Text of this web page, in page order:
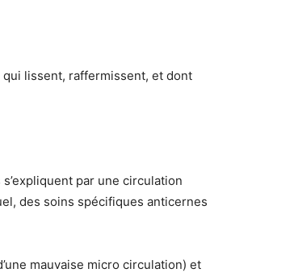
qui lissent, raffermissent, et dont
par une circulation
des soins spécifiques anticernes
mauvaise micro circulation) et